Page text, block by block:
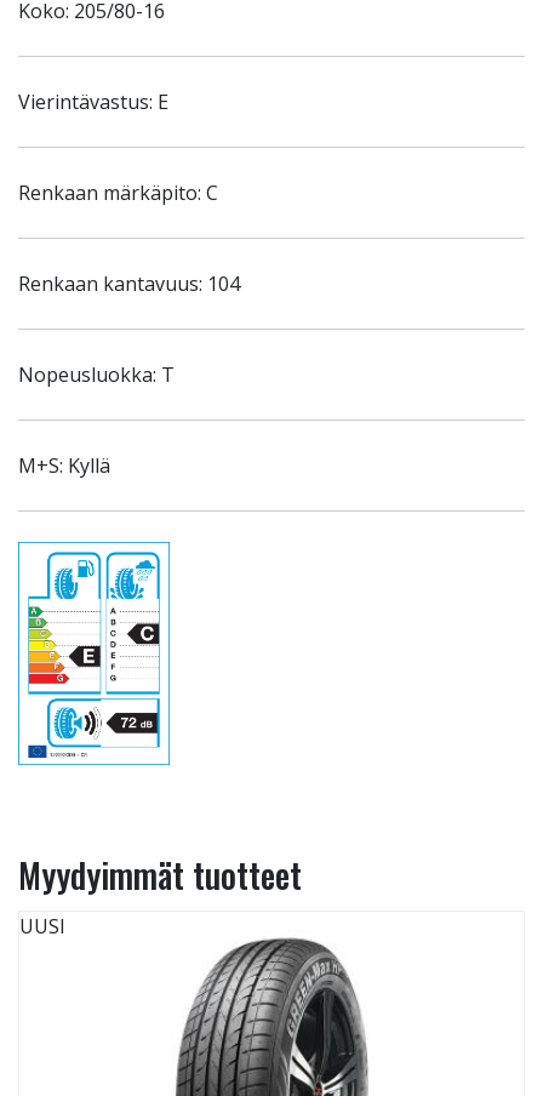
Koko: 205/80-16
Vierintävastus: E
Renkaan märkäpito: C
Renkaan kantavuus: 104
Nopeusluokka: T
M+S: Kyllä
Myydyimmät tuotteet
UUSI